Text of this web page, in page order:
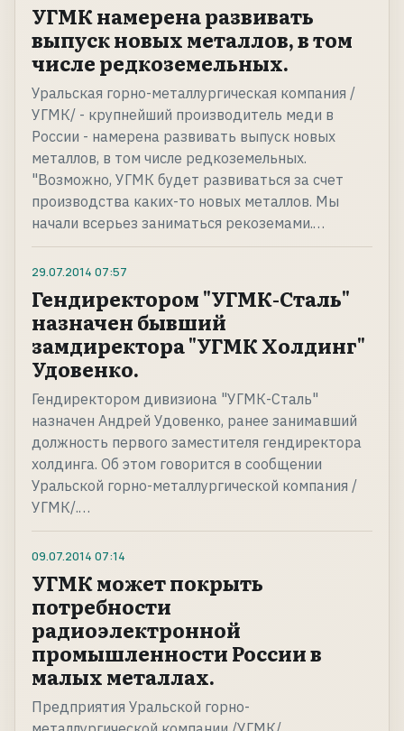
УГМК намерена развивать
выпуск новых металлов, в том
числе редкоземельных.
Уральская горно-металлургическая компания /
УГМК/ - крупнейший производитель меди в
России - намерена развивать выпуск новых
металлов, в том числе редкоземельных.
"Возможно, УГМК будет развиваться за счет
производства каких-то новых металлов. Мы
начали всерьез заниматься рекоземами.…
29.07.2014 07:57
Гендиректором "УГМК-Сталь"
назначен бывший
замдиректора "УГМК Холдинг"
Удовенко.
Гендиректором дивизиона "УГМК-Сталь"
назначен Андрей Удовенко, ранее занимавший
должность первого заместителя гендиректора
холдинга. Об этом говорится в сообщении
Уральской горно-металлургической компания /
УГМК/.…
09.07.2014 07:14
УГМК может покрыть
потребности
радиоэлектронной
промышленности России в
малых металлах.
Предприятия Уральской горно-